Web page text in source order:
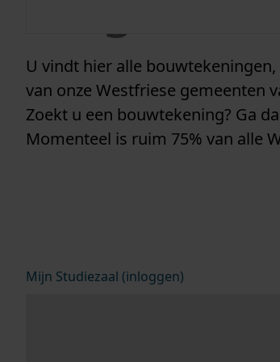
U vindt hier alle
van onze Westfriese gemeenten
Zoekt u een bouwtekening? Ga
Momenteel is ruim 75% van alle
Mijn Studiezaal (inloggen)